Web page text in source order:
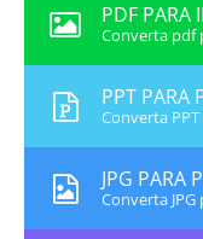
PDF PARA
Converta pdf
PPT PARA
Converta PPT
JPG PARA
Converta JPG